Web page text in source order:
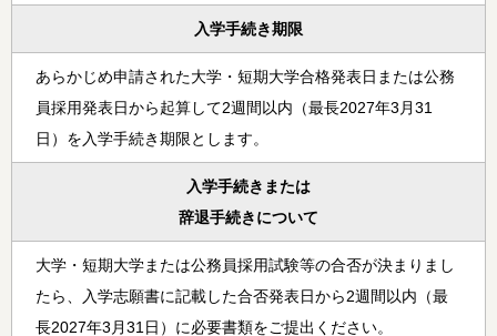
入学手続き期限
あらかじめ申請された大学・短期大学合格発表日または公務
員採用発表日から起算して2週間以内（最長2027年3月31
日）を入学手続き期限とします。
入学手続きまたは
辞退手続きについて
大学・短期大学または公務員採用試験等の合否が決まりまし
たら、入学志願書に記載した合否発表日から2週間以内（最
長2027年3月31日）に必要書類をご提出ください。